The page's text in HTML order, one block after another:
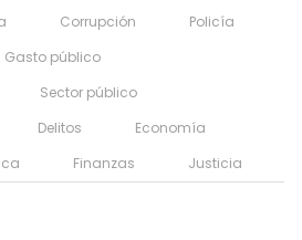
Corrupción
Policía
Gasto público
Sector público
Delitos
Economía
Finanzas Justicia